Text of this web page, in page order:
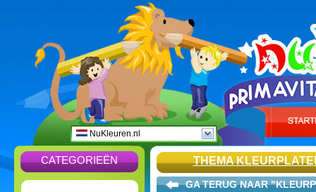
NuKleuren.nl
CATEGORIEËN THEMA
GA TERUG NAAR